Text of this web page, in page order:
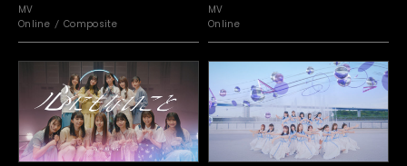
MV
Online
Composite
MV
Online